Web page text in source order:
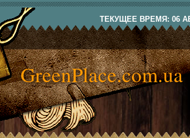
ТЕКУЩЕЕ ВРЕМЯ: 06
GreenPlace.com.ua